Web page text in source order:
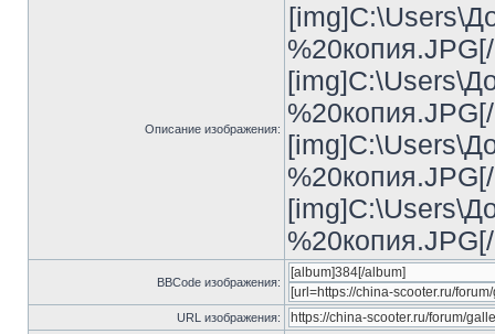
Описание изображения:
BBCode изображения:
URL изображения: